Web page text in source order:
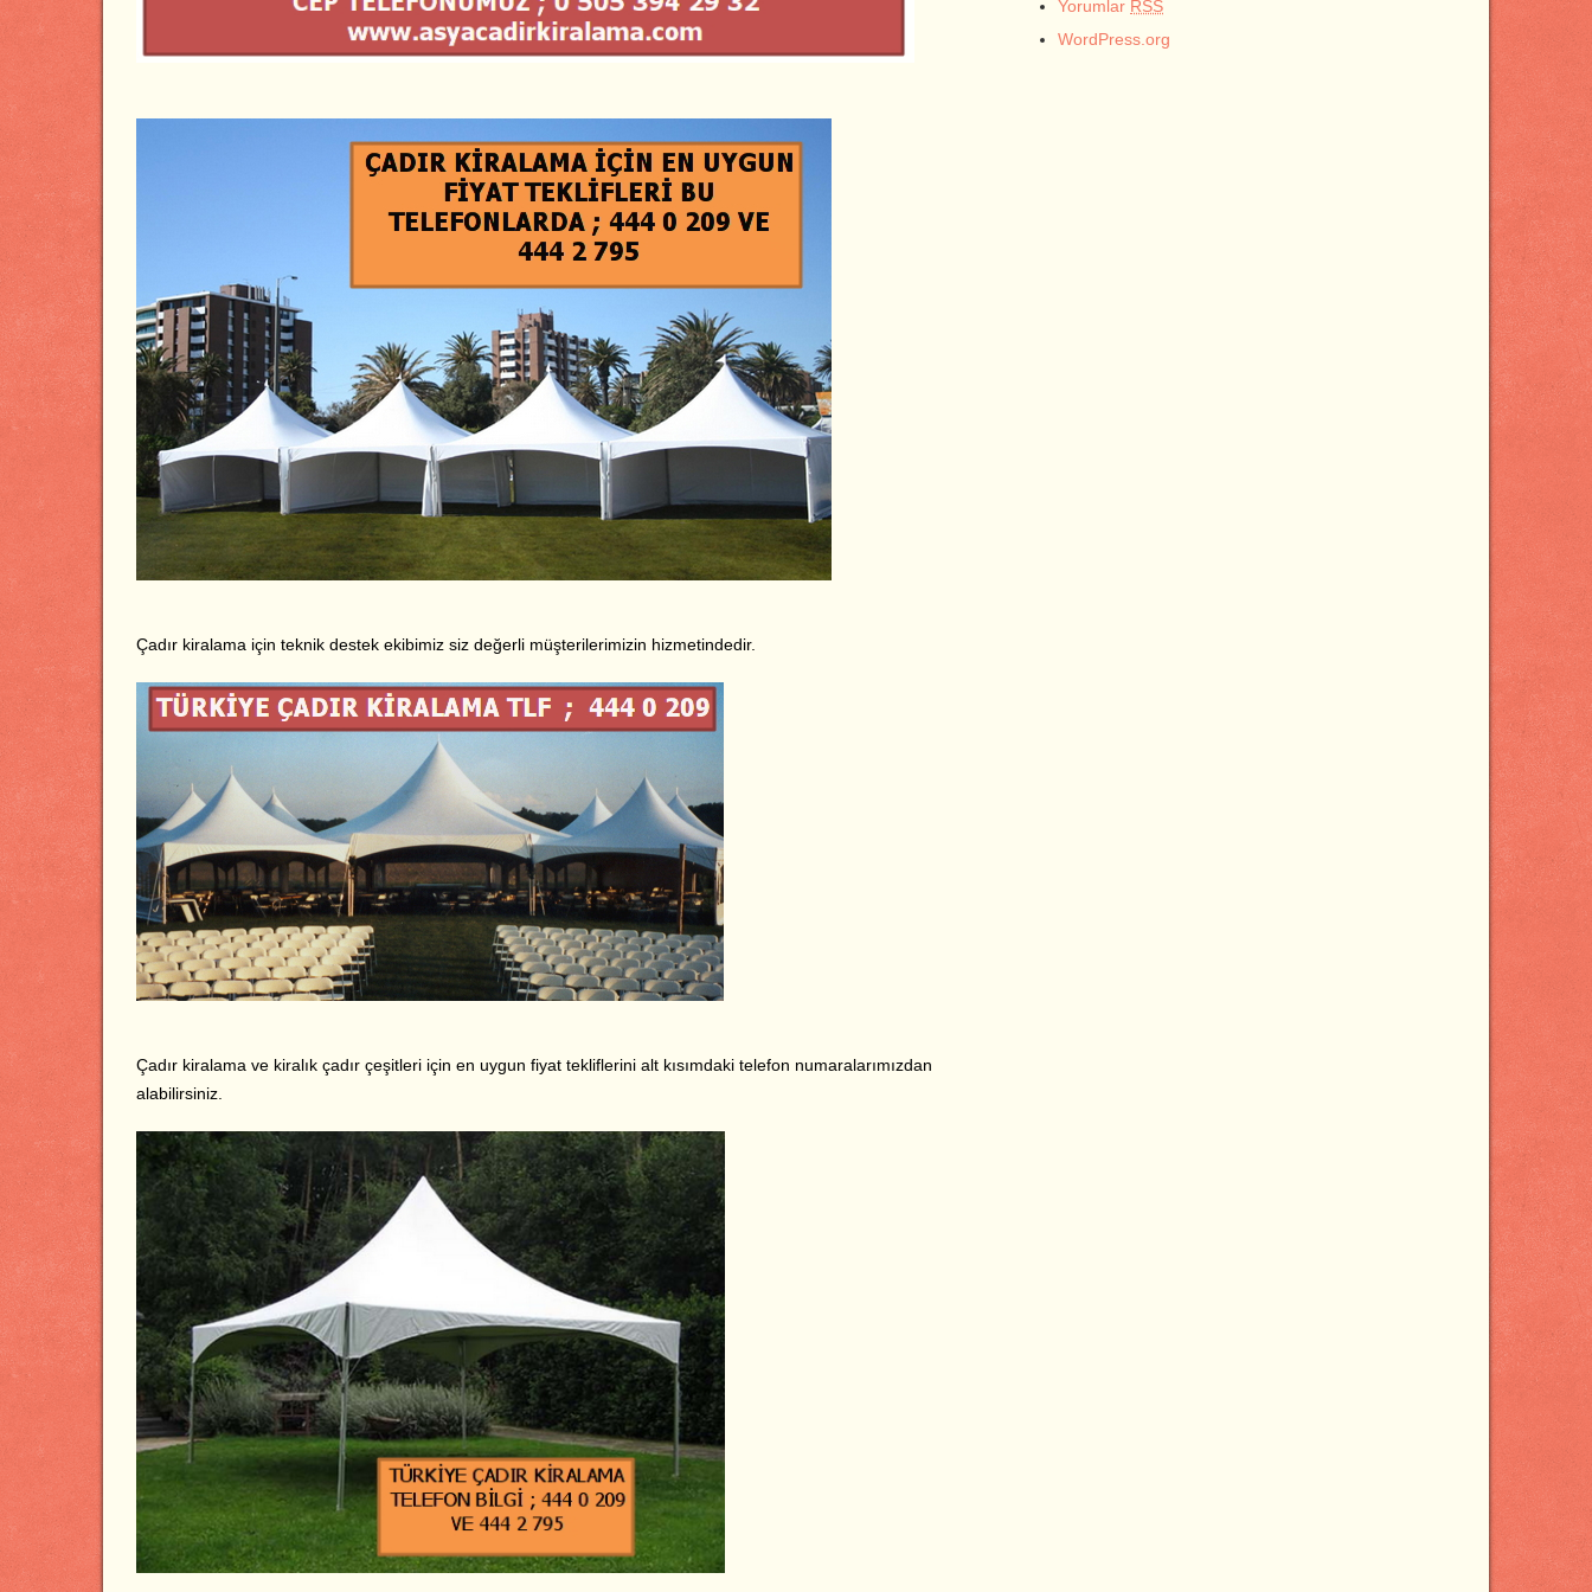
Çadır kiralama için teknik destek ekibimiz siz değerli müşterilerimizin hizmetindedir.
Çadır kiralama ve kiralık çadır çeşitleri için en uygun fiyat tekliflerini alt kısımdaki telefon numaralarımızdan
alabilirsiniz.
Yorumlar RSS
WordPress.org